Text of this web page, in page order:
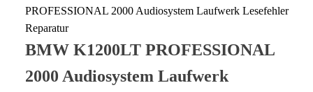
PROFESSIONAL 2000 Audiosystem Laufwerk Lesefehler
Reparatur
BMW K1200LT PROFESSIONAL
2000 Audiosystem Laufwerk